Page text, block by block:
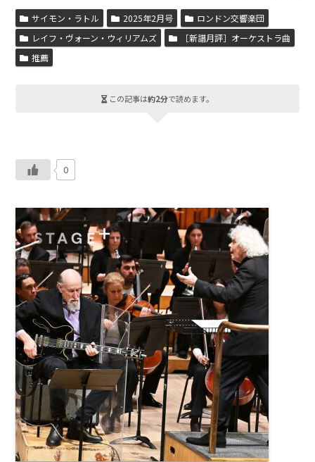
サイモン・ラトル 2025年2月号
ロンドン交響楽団
レイフ・ヴォーン・ウィリアムズ
［新譜月評］オーケストラ曲
推薦
この記事は約2分で読めます。
0